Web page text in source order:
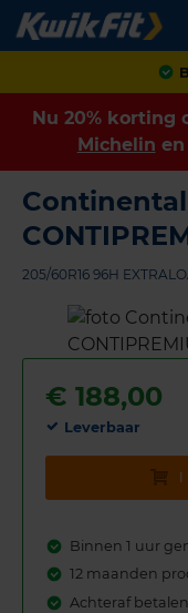
Nu 20% korting
Michelin en
Continental
205/60R16 96H
€ 188,00
Leverbaar
Binnen 1 uur
12 maanden
Achteraf